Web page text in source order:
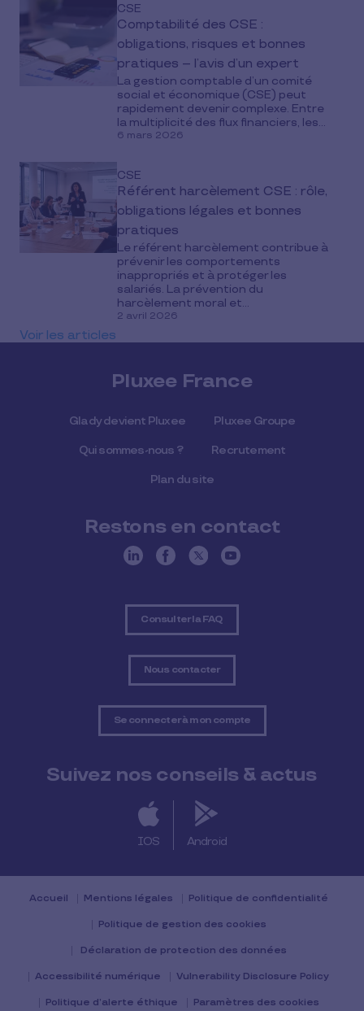
CSE
Comptabilité des CSE :
obligations, risques et bonnes
pratiques – l’avis d’un expert
La gestion comptable d’un comité
social et économique (CSE) peut
rapidement devenir complexe. Entre
la multiplicité des flux financiers, les...
6 mars 2026
CSE
Référent harcèlement CSE : rôle,
obligations légales et bonnes
pratiques
Le référent harcèlement contribue à
prévenir les comportements
inappropriés et à protéger les
salariés. La prévention du
harcèlement moral et...
2 avril 2026
Voir les articles
Pluxee France
Glady devient Pluxee Pluxee Groupe
Qui sommes-nous ? Recrutement
Plan du site
Restons en contact
Consulter la FAQ
Nous contacter
Se connecter à mon compte
Suivez nos conseils & actus
IOS Android
Accueil Mentions légales Politique de confidentialité
Politique de gestion des cookies
Déclaration de protection des données
Accessibilité numérique Vulnerability Disclosure Policy
Politique d’alerte éthique Paramètres des cookies